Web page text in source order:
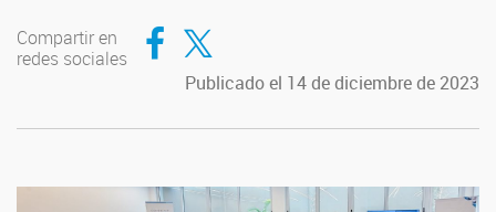
Compartir en
redes sociales
Compartir en Facebook
Compartir en Twitter
Publicado el 14 de diciembre de 2023